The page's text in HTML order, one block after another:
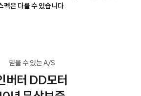
펙은 다를 수 있습니다.
믿을 수 있는 A/S
버터 DD모터